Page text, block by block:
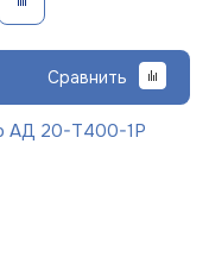
Сравнить
АД 20-Т400-1Р